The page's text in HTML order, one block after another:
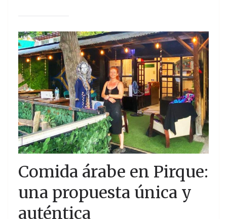
Comida árabe en Pirque:
una propuesta única y
auténtica